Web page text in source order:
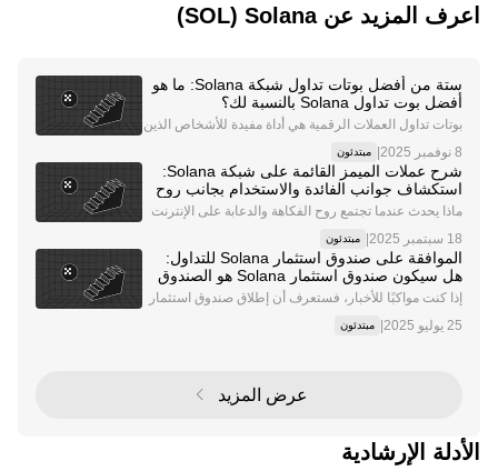
اعرف المزيد عن‏ Solana (‏SOL)
ستة من أفضل بوتات تداول شبكة Solana: ما هو
أفضل بوت تداول Solana بالنسبة لك؟
بوتات تداول العملات الرقمية هي أداة مفيدة للأشخاص الذين
خاصة بهم. إذ تتيح لك هذه التقنية برمجة استراتيجية التداول ا
لخاصة بك وترك البوتات لتتولى
مبتدئون
شرح عملات الميمز القائمة على شبكة Solana:
استكشاف جوانب الفائدة والاستخدام بجانب روح
الدعابة والمرح في هذه العملات
ماذا يحدث عندما تجتمع روح الفكاهة والدعابة على الإنترنت
ز، تلك الأصول الرقمية القوية التي غالبًا ما تجتذب اهتمامًا ج
ديًا بسبب تقلب أسعارها. واليوم
مبتدئون
الموافقة على صندوق استثمار Solana للتداول:
هل سيكون صندوق استثمار Solana هو الصندوق
التالي مع إطلاق صندوق SOL للتداول الفوري؟
إذا كنت مواكبًا للأخبار، فستعرف أن إطلاق صندوق استثمار
قمية. فقد نجحت الموافقة الرسمية على إنشاء الصندوق في
مبتدئون
عرض المزيد
الأدلة الإرشادية